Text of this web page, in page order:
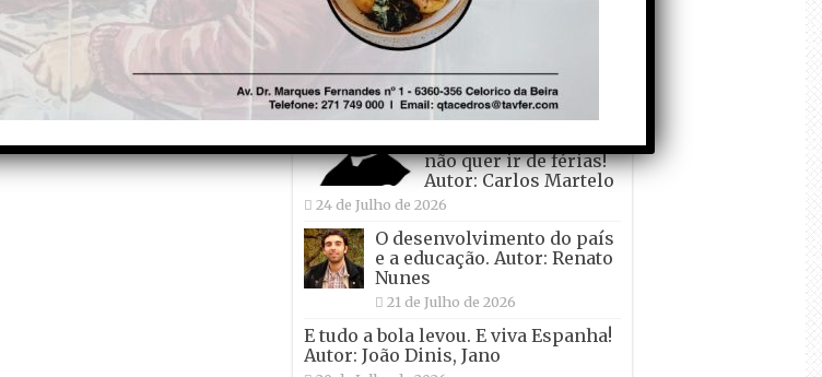
Tadei Pogacar vence o “Tour” – A
“Volta a França em Bicicleta” pela
27 de Julho de 2026
Condecorem o
Primeiro ! – que ele
não quer ir de férias!
Autor: Carlos Martelo
24 de Julho de 2026
O desenvolvimento do país
e a educação. Autor: Renato
Nunes
21 de Julho de 2026
E tudo a bola levou. E viva Espanha!
Autor: João Dinis, Jano